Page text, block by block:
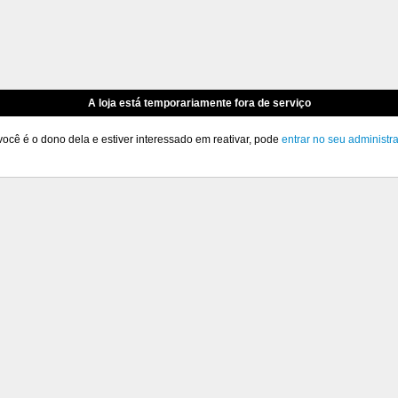
A loja está temporariamente fora de serviço
é o dono dela e estiver interessado em reativar, pode entrar no seu